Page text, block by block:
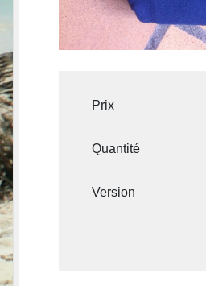
Prix
Quantité
Version